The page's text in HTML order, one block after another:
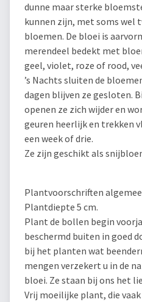
dunne maar sterke
kunnen zijn, met soms
bloemen. De bloei is
merendeel bedekt met
geel, violet, roze of rood,
’s Nachts sluiten de
dagen blijven ze gesloten.
openen ze zich wijder en
geuren heerlijk en trekken
een week of drie.
Ze zijn geschikt als
Plantvoorschriften
Plantdiepte 5 cm.
Plant de bollen begin
beschermd buiten in goed
bij het planten wat
mengen verzekert u in de
bloei. Ze staan bij ons het
Vrij moeilijke plant, die